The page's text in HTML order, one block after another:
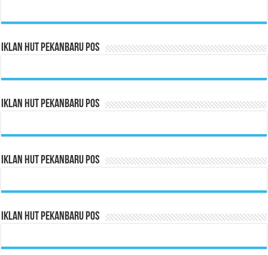
Iklan HUT Pekanbaru Pos
Iklan HUT Pekanbaru Pos
Iklan HUT Pekanbaru Pos
Iklan HUT Pekanbaru Pos